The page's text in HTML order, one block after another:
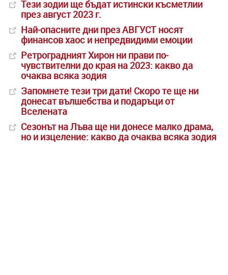
Тези зодии ще бъдат истински късметлии
през август 2023 г.
Най-опасните дни през АВГУСТ носят
финансов хаос и непредвидими емоции
Ретроградният Хирон ни прави по-
чувствителни до края на 2023: какво да
очаква всяка зодия
Запомнете тези три дати! Скоро те ще ни
донесат вълшебства и подаръци от
Вселената
Сезонът на Лъва ще ни донесе малко драма,
но и изцеление: какво да очаква всяка зодия